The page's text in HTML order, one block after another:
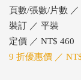
頁數/張數/片數 ／
裝訂 ／ 平裝
定價 ／ NT$ 460
9 折優惠價 ／